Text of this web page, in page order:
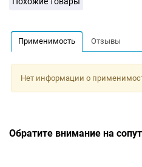
Применимость Отзывы
Нет информации о
Обратите внимание на